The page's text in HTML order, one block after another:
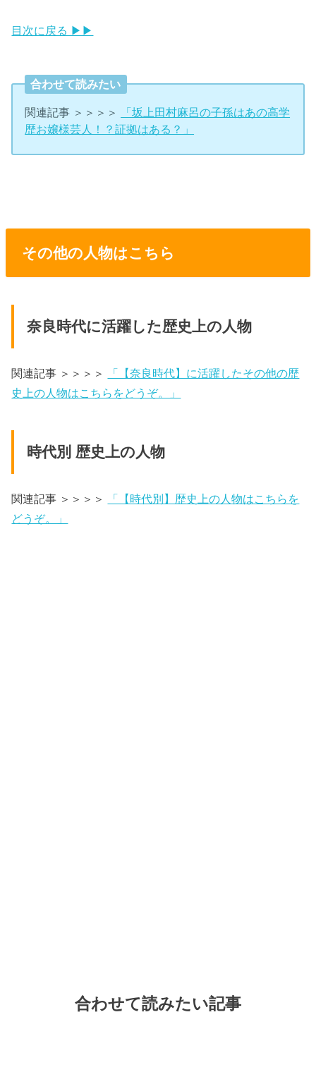
目次に戻る ▶▶
合わせて読みたい
関連記事 ＞＞＞＞
「坂上田村麻呂の子孫はあの高学
歴お嬢様芸人！？証拠はある？」
その他の人物はこちら
奈良時代に活躍した歴史上の人物
関連記事 ＞＞＞＞
「【奈良時代】に活躍したその他の歴
史上の人物はこちらをどうぞ。」
時代別 歴史上の人物
関連記事 ＞＞＞＞
「【時代別】歴史上の人物はこちらを
どうぞ。」
合わせて読みたい記事